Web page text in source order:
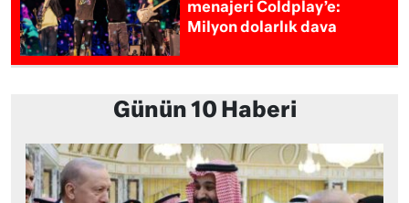
menajeri Coldplay’e:
Milyon dolarlık dava
Günün 10 Haberi